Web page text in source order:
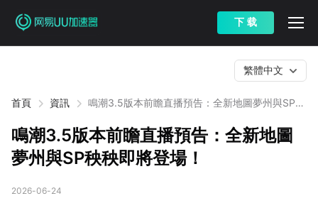
下 载
首頁 資訊
鳴潮3.5版本前瞻直播預告：全新地圖夢州與SP秧
繁體中文
鳴潮3.5版本前瞻直播預告：全新地圖
夢州與SP秧秧即將登場！
2026-06-24